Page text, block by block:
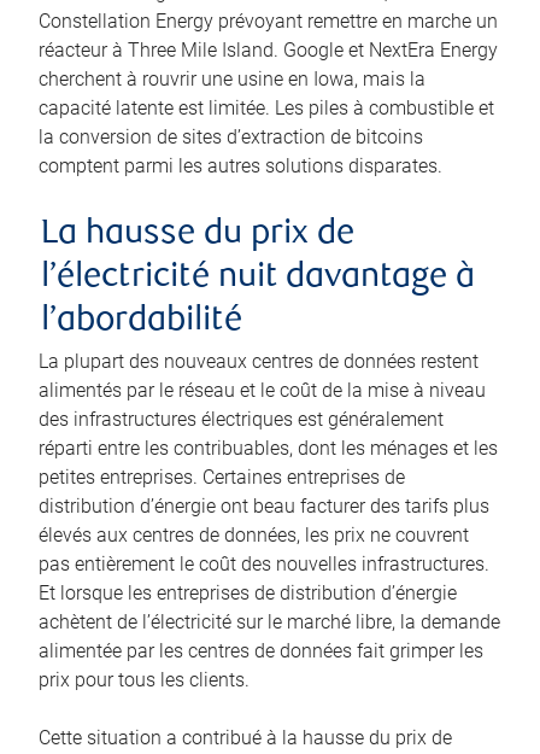
Constellation Energy prévoyant remettre en marche un
réacteur à Three Mile Island. Google et NextEra Energy
cherchent à rouvrir une usine en Iowa, mais la
capacité latente est limitée. Les piles à combustible et
la conversion de sites d’extraction de bitcoins
comptent parmi les autres solutions disparates.
La hausse du prix de
l’électricité nuit davantage à
l’abordabilité
La plupart des nouveaux centres de données restent
alimentés par le réseau et le coût de la mise à niveau
des infrastructures électriques est généralement
réparti entre les contribuables, dont les ménages et les
petites entreprises. Certaines entreprises de
distribution d’énergie ont beau facturer des tarifs plus
élevés aux centres de données, les prix ne couvrent
pas entièrement le coût des nouvelles infrastructures.
Et lorsque les entreprises de distribution d’énergie
achètent de l’électricité sur le marché libre, la demande
alimentée par les centres de données fait grimper les
prix pour tous les clients.
Cette situation a contribué à la hausse du prix de